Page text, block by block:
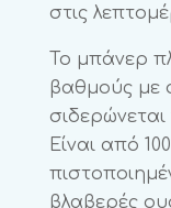
στις
Το μπάνερ
βαθμούς με
Είναι από
βλαβερές